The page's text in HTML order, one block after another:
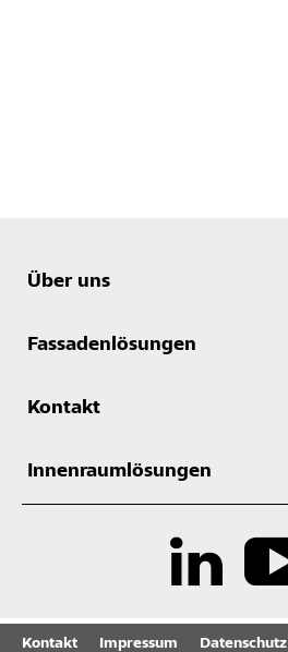
Über uns
Fassadenlösungen
Kontakt
Innenraumlösungen
Kontakt Impressum Datenschutz